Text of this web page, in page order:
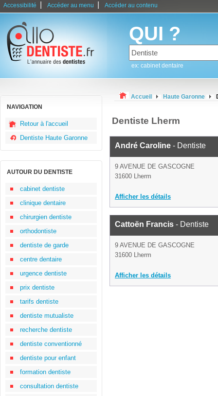
Accessibilité Accéder au menu Accéder au contenu
QUI ?
ex: cabinet dentaire
NAVIGATION
Retour à l'accueil
Dentiste Haute Garonne
AUTOUR DU DENTISTE
cabinet dentiste
clinique dentaire
chirurgien dentiste
orthodontiste
dentiste de garde
centre dentaire
urgence dentiste
prix dentiste
tarifs dentiste
dentiste mutualiste
recherche dentiste
dentiste conventionné
dentiste pour enfant
formation dentiste
consultation dentiste
Accueil Haute Garonne
Dentiste Lherm
André Caroline - Dentiste
9 AVENUE DE GASCOGNE
31600 Lherm
Afficher les détails
Cattoën Francis - Dentiste
9 AVENUE DE GASCOGNE
31600 Lherm
Afficher les détails